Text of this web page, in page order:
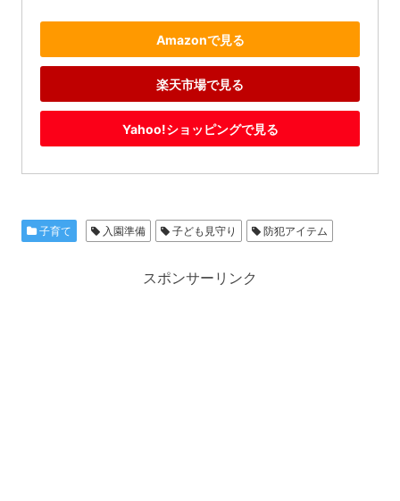
Amazonで見る
楽天市場で見る
Yahoo!ショッピングで見る
子育て 入園準備 子ども見守り 防犯アイテム
スポンサーリンク